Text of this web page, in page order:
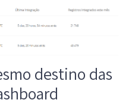
destino das